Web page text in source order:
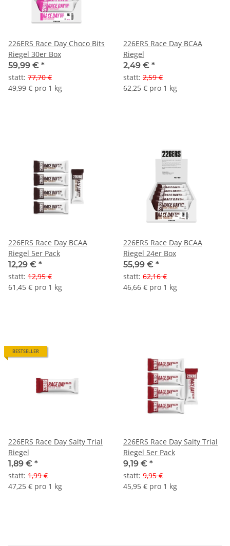
226ERS Race Day Choco Bits
Riegel 30er Box
59,99 € *
statt: 77,70 €
49,99 € pro 1 kg
226ERS Race Day BCAA
Riegel
2,49 € *
statt: 2,59 €
62,25 € pro 1 kg
226ERS Race Day BCAA
Riegel 5er Pack
12,29 € *
statt: 12,95 €
61,45 € pro 1 kg
226ERS Race Day BCAA
Riegel 24er Box
55,99 € *
statt: 62,16 €
46,66 € pro 1 kg
BESTSELLER
226ERS Race Day Salty Trial
Riegel
1,89 € *
statt: 1,99 €
47,25 € pro 1 kg
226ERS Race Day Salty Trial
Riegel 5er Pack
9,19 € *
statt: 9,95 €
45,95 € pro 1 kg